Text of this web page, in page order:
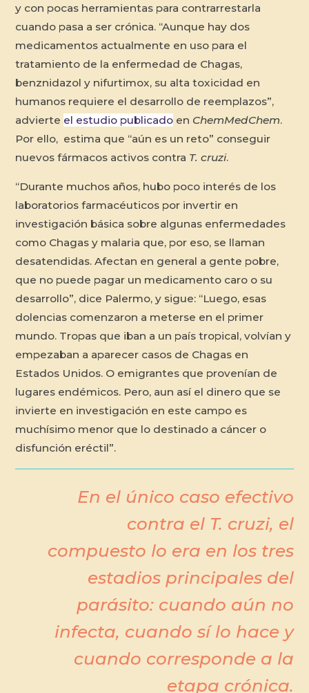
y con pocas herramientas para contrarrestarla
cuando pasa a ser crónica. “Aunque hay dos
medicamentos actualmente en uso para el
tratamiento de la enfermedad de Chagas,
benznidazol y nifurtimox, su alta toxicidad en
humanos requiere el desarrollo de reemplazos”,
advierte el estudio publicado en ChemMedChem.
Por ello, estima que “aún es un reto” conseguir
nuevos fármacos activos contra T. cruzi.
“Durante muchos años, hubo poco interés de los
laboratorios farmacéuticos por invertir en
investigación básica sobre algunas enfermedades
como Chagas y malaria que, por eso, se llaman
desatendidas. Afectan en general a gente pobre,
que no puede pagar un medicamento caro o su
desarrollo”, dice Palermo, y sigue: “Luego, esas
dolencias comenzaron a meterse en el primer
mundo. Tropas que iban a un país tropical, volvían y
empezaban a aparecer casos de Chagas en
Estados Unidos. O emigrantes que provenían de
lugares endémicos. Pero, aun así el dinero que se
invierte en investigación en este campo es
muchísimo menor que lo destinado a cáncer o
disfunción eréctil”.
En el único caso efectivo
contra el T. cruzi, el
compuesto lo era en los tres
estadios principales del
parásito: cuando aún no
infecta, cuando sí lo hace y
cuando corresponde a la
etapa crónica.